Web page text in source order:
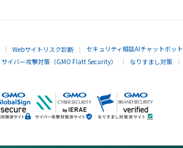
Webサイトリスク診断
セキュリティ相談AIチャットボット
サイバー攻撃対策（GMO Flatt Security） なりすまし対策